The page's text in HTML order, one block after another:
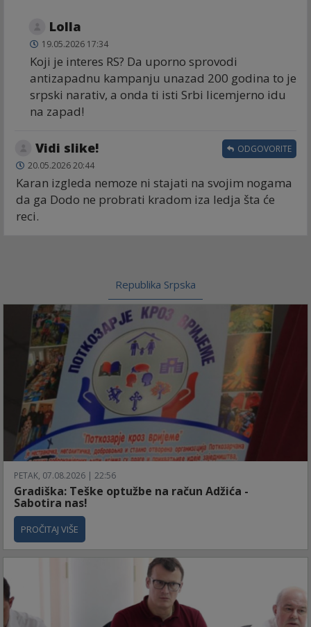
Lolla
19.05.2026 17:34
Koji je interes RS? Da uporno sprovodi
antizapadnu kampanju unazad 200 godina to je
srpski narativ, a onda ti isti Srbi licemjerno idu
na zapad!
Vidi slike!
20.05.2026 20:44
Karan izgleda nemoze ni stajati na svojim nogama
da ga Dodo ne probrati kradom iza ledja šta će
reci.
ODGOVORITE
Republika Srpska
PETAK, 07.08.2026 | 22:56
Gradiška: Teške optužbe na račun Adžića -
Sabotira nas!
PROČITAJ VIŠE